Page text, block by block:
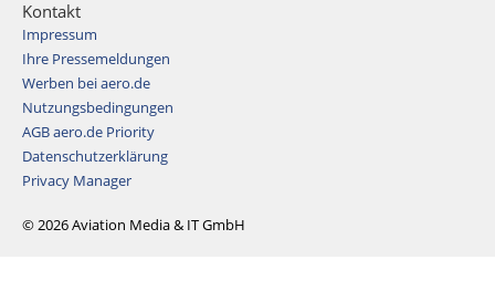
Kontakt
Impressum
Ihre Pressemeldungen
Werben bei aero.de
Nutzungsbedingungen
AGB aero.de Priority
Datenschutzerklärung
Privacy Manager
© 2026 Aviation Media & IT GmbH